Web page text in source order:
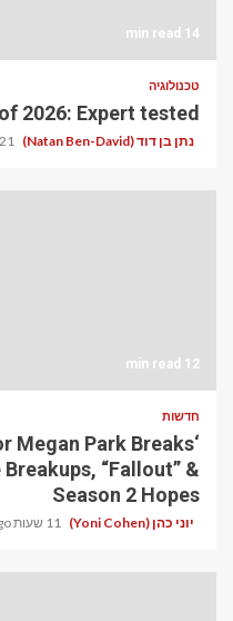
14 min read
טכנולוגיה
2026: Expert tested
נתן בן דוד (Natan Ben-David) 21 דקות ago
12 min read
חדשות
Megan Park Breaks
“Fallout” &
Season 2 Hopes
יוני כהן (Yoni Cohen) 11 שעות ago